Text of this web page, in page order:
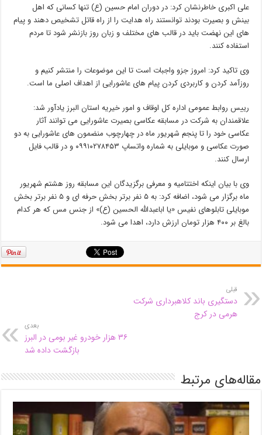
علی اکبری خاطرنشان کرد: در دوران امام حسین (ع) تنها کسانی که اهل
بینش و بصیرت بودند توانستند راه هدایت را از راه قاتل تشخیص دهند و پیام
های این نهضت باید در قالب های مختلف و زبان روز بازنشر شود تا مردم
استفاده کنند.
وی تاکید کرد: امروز جزو واجبات است تا این موضوعات را منتشر کنیم و
روزآمد کردن و کاربردی کردن پیام های عاشورایی از اهداف اصلی ما است.
رییس روابط عمومی اداره کل اوقاف و امور خیریه استان البرز یادآور شد:
علاقمندان به شرکت در مسابقه عکاسی بصیرت عاشورایی می توانند آثار
عکاسی خود را تا پنجم شهریور ماه در چهارچوب منضمون های عاشورایی به دو
صورت عکاسی و موبایلی به شماره واتساپ ۰۹۹۱۰۲۷۸۴۵۳ و در قالب فایل
ارسال کنند.
وی با بیان اینکه اختتامیه و معرفی برگزیدگان این مسابقه روز هشتم شهریور
ماه برگزار می شود، اضافه کرد: به ۵ نفر برتر بخش حرفه ای و ۵ نفر برتر بخش
موبایلی تابلوهای نفیس «یا اباعبدالله الحسین (ع)» از جنس مس که هر کدام
بالغ بر ۴۰۰ هزار تومان ارزش دارد، اهدا می شود.
قبلی
دستگیری باند کلاهبرداری شرکت
هرمی در کرج
بعدی
۳۶ هزار خودرو غیر بومی در البرز
بازگشت داده شد
مقاله‌های مرتبط